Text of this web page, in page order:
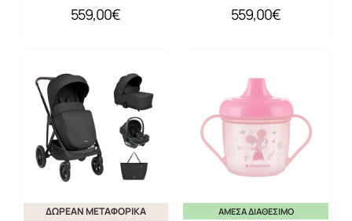
559,00€ 559,00€
ΔΩΡΕΆΝ ΜΕΤΑΦΟΡΙΚΆ ΆΜΕΣΑ ΔΙΑΘΈΣΙΜΟ